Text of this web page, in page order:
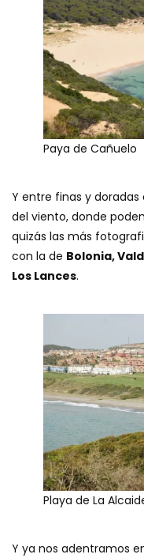
Paya de Cañuelo
Y entre finas y doradas
del viento, donde
quizás las más
con la de Bolonia,
Los Lances.
Playa de La
Y ya nos adentramos